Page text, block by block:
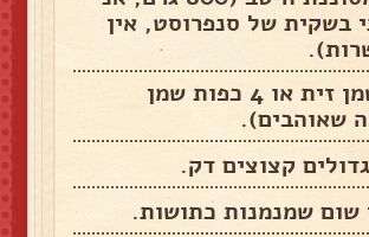
בשקית של סנפרוסט, אין
4 כפות שמן זית או 4 כפות שמן
שאוהבים).